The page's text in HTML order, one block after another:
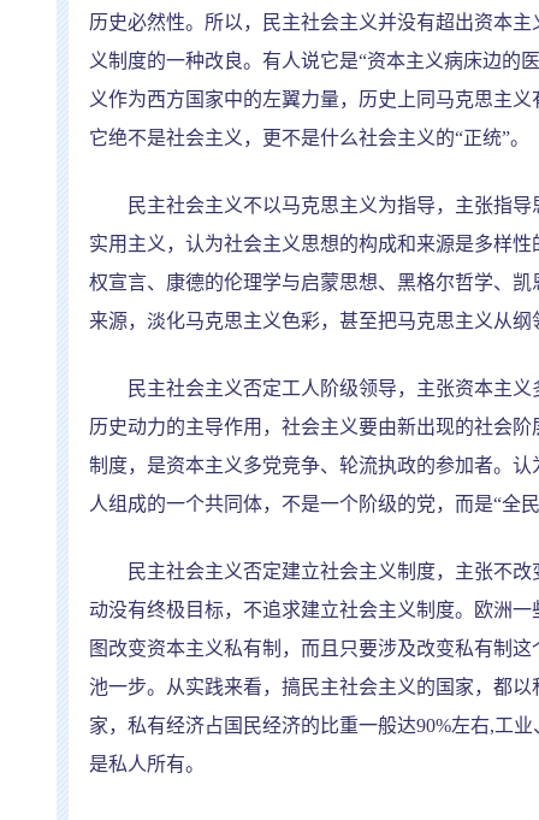
历史必然性。所以，民主社会主义并没有超出资本
义制度的一种改良。有人说它是“资本主义病床边的
义作为西方国家中的左翼力量，历史上同马克思主
它绝不是社会主义，更不是什么社会主义的“正统”。
民主社会主义不以马克思主义为指导，主张指导
实用主义，认为社会主义思想的构成和来源是多样
权宣言、康德的伦理学与启蒙思想、黑格尔哲学、
来源，淡化马克思主义色彩，甚至把马克思主义从纲
民主社会主义否定工人阶级领导，主张资本主义
历史动力的主导作用，社会主义要由新出现的社会
制度，是资本主义多党竞争、轮流执政的参加者。
人组成的一个共同体，不是一个阶级的党，而是“全
民主社会主义否定建立社会主义制度，主张不改
动没有终极目标，不追求建立社会主义制度。欧洲
图改变资本主义私有制，而且只要涉及改变私有制
池一步。从实践来看，搞民主社会主义的国家，都
家，私有经济占国民经济的比重一般达90%左右,工业
是私人所有。